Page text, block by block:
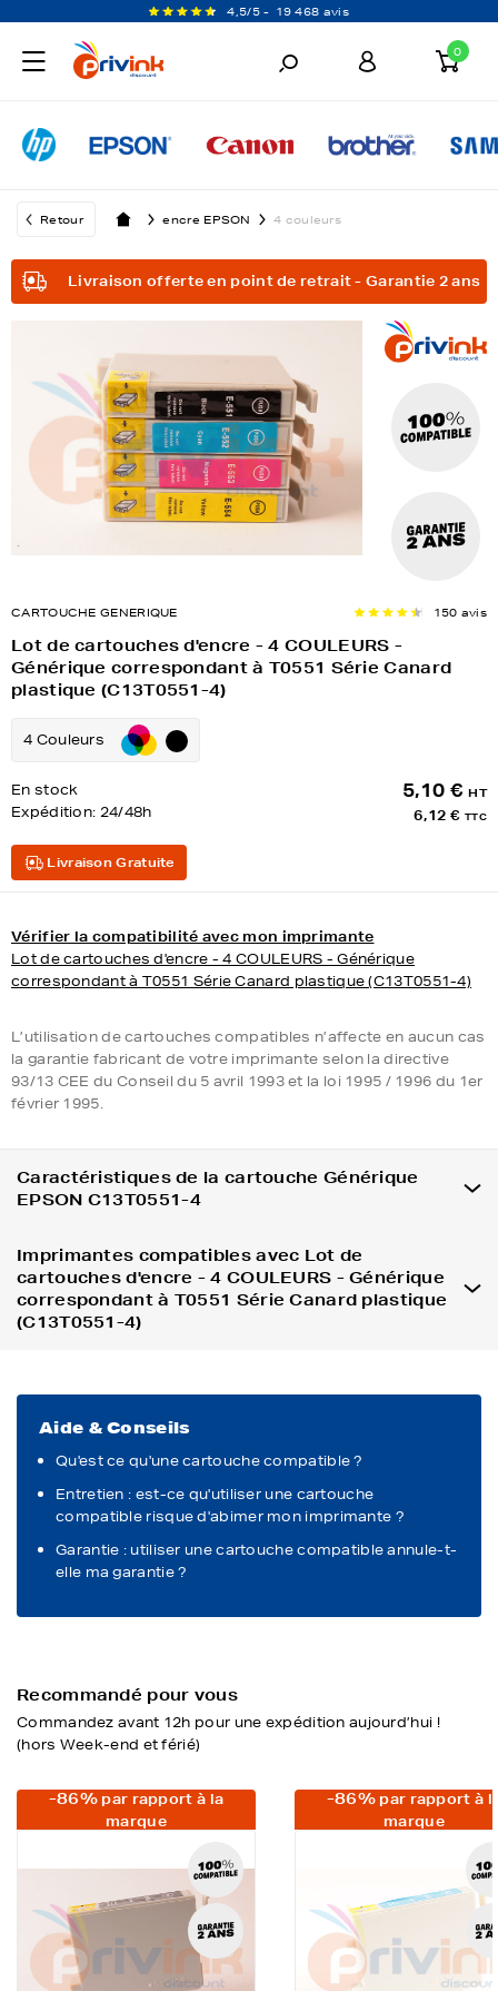
4,5/5 - 19 468 avis
0
Retour encre EPSON 4 couleurs
Livraison offerte en point de retrait - Garantie 2 ans
CARTOUCHE GENERIQUE 150 avis
Lot de cartouches d'encre - 4 COULEURS -
Générique correspondant à T0551 Série Canard
plastique (C13T0551-4)
4 Couleurs
En stock
Expédition: 24/48h
5,10 € HT
6,12 € TTC
Livraison Gratuite
Vérifier la compatibilité avec mon imprimante
Lot de cartouches d'encre - 4 COULEURS - Générique
correspondant à T0551 Série Canard plastique (C13T0551-4)
L’utilisation de cartouches compatibles n’affecte en aucun cas
la garantie fabricant de votre imprimante selon la directive
93/13 CEE du Conseil du 5 avril 1993 et la loi 1995 / 1996 du 1er
février 1995.
Caractéristiques de la cartouche Générique
EPSON C13T0551-4
Imprimantes compatibles avec Lot de
cartouches d'encre - 4 COULEURS - Générique
correspondant à T0551 Série Canard plastique
(C13T0551-4)
Aide & Conseils
Qu'est ce qu'une cartouche compatible ?
Entretien : est-ce qu'utiliser une cartouche
compatible risque d'abimer mon imprimante ?
Garantie : utiliser une cartouche compatible annule-t-
elle ma garantie ?
Recommandé pour vous
Commandez avant 12h pour une expédition aujourd’hui !
(hors Week-end et férié)
-86% par rapport à la
marque
-86% par rapport à
marque